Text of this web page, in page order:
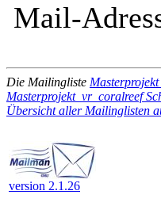
Mail-
Die Mailingliste
Masterprojekt_vr_coralreef
Übersicht aller Mailinglisten
version 2.1.26